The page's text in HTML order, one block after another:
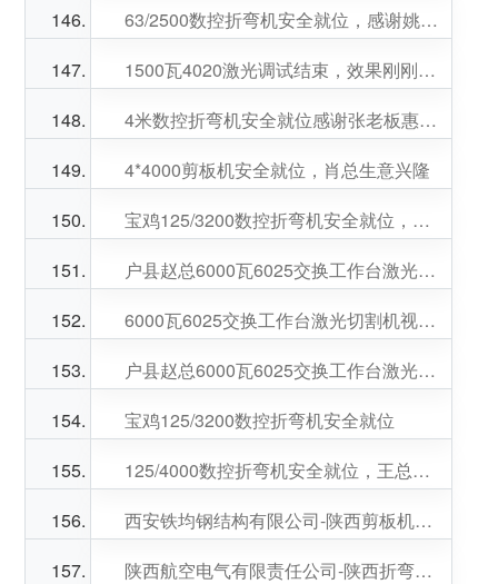
63/2500数控折弯机安全就位，感谢姚总的信任，姚总生意兴隆
1500瓦4020激光调试结束，效果刚刚的，高总生意兴隆
4米数控折弯机安全就位感谢张老板惠购，老板生意兴隆
4*4000剪板机安全就位，肖总生意兴隆
宝鸡125/3200数控折弯机安全就位，感谢李总，安总支持，老板们生意兴隆财源广进
户县赵总6000瓦6025交换工作台激光切割机安全就位，感谢老乡支持，老乡生意兴隆财源广进
6000瓦6025交换工作台激光切割机视频展示
户县赵总6000瓦6025交换工作台激光切割机安全就位
宝鸡125/3200数控折弯机安全就位
125/4000数控折弯机安全就位，王总生意兴隆
西安铁均钢结构有限公司-陕西剪板机项目
陕西航空电气有限责任公司-陕西折弯机项目